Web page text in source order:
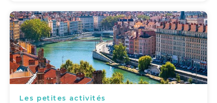
Les petites activités